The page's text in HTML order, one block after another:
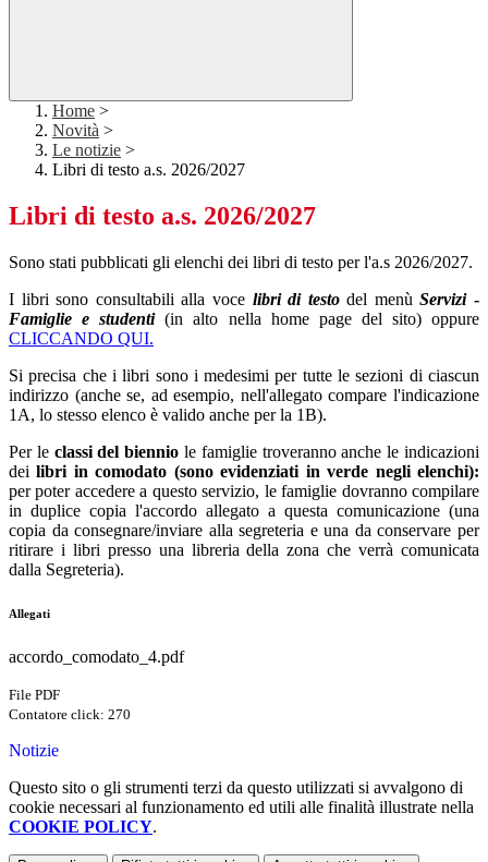
Home >
Novità >
Le notizie >
Libri di testo a.s. 2026/2027
Libri di testo a.s. 2026/2027
Sono stati pubblicati gli elenchi dei libri di testo per l'a.s 2026/2027.
I libri sono consultabili alla vocelibri di testo del menùServizi-
Famiglie e studenti(in alto nella home page del sito) oppure
CLICCANDO QUI.
Si precisa che i libri sono i medesimi per tutte le sezioni di ciascun
indirizzo (anche se, ad esempio, nell'allegato compare l'indicazione
1A, lo stesso elenco è valido anche per la 1B).
Per le classi del biennio le famiglie troveranno anche le indicazioni
dei libri in comodato (sono evidenziati in verde negli elenchi):
per poter accedere a questo servizio, le famiglie dovranno compilare
in duplice copia l'accordo allegato a questa comunicazione (una
copia da consegnare/inviare alla segreteria e una da conservare per
ritirare i libri presso una libreria della zona che verrà comunicata
dalla Segreteria).
Allegati
accordo_comodato_4.pdf
File PDF
Contatore click: 270
Notizie
Questo sito o gli strumenti terzi da questo utilizzati si avvalgono di
cookie necessari al funzionamento ed utili alle finalità illustrate nella
COOKIE POLICY.